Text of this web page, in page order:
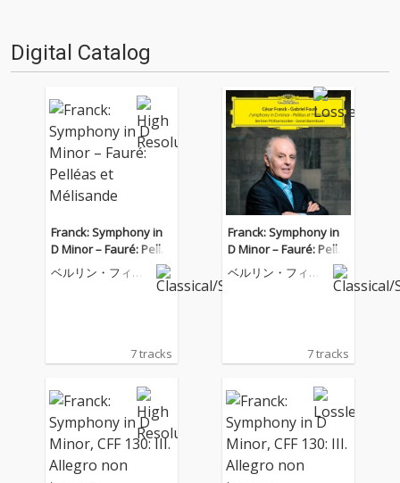
Digital Catalog
Franck: Symphony in
D Minor – Fauré: Pellé
as et Mélisande
ベルリン・フィル
7 tracks
Franck: Symphony in
D Minor – Fauré: Pellé
as et Mélisande
ベルリン・フィル
7 tracks